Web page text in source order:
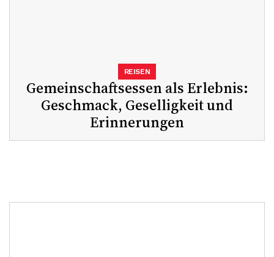
Gemeinschaftsessen als Erlebnis:
Geschmack, Geselligkeit und
Erinnerungen
REISEN